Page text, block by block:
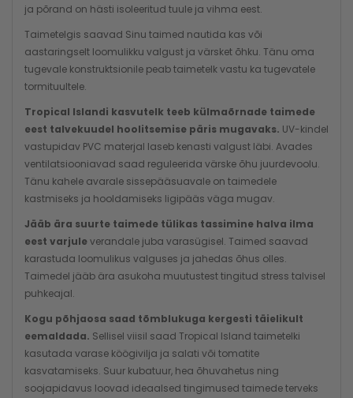
ja põrand on hästi isoleeritud tuule ja vihma eest.
Taimetelgis saavad Sinu taimed nautida kas või
aastaringselt loomulikku valgust ja värsket õhku. Tänu oma
tugevale konstruktsionile peab taimetelk vastu ka tugevatele
tormituultele.
Tropical Islandi kasvutelk teeb külmaõrnade taimede
eest talvekuudel hoolitsemise päris mugavaks. UV-kindel
vastupidav PVC materjal laseb kenasti valgust läbi. Avades
ventilatsiooniavad saad reguleerida värske õhu juurdevoolu.
Tänu kahele avarale sissepääsuavale on taimedele
kastmiseks ja hooldamiseks ligipääs väga mugav.
Jääb ära suurte taimede tülikas tassimine halva ilma
eest varjuleverandale juba varasügisel. Taimed saavad
karastuda loomulikus valguses ja jahedas õhus olles.
Taimedel jääb ära asukoha muutustest tingitud stress talvisel
puhkeajal.
Kogu põhjaosa saad tõmblukuga kergesti täielikult
eemaldada. Sellisel viisil saad Tropical Island taimetelki
kasutada varase köögivilja ja salati või tomatite
kasvatamiseks. Suur kubatuur, hea õhuvahetus ning
soojapidavus loovad ideaalsed tingimused taimede terveks